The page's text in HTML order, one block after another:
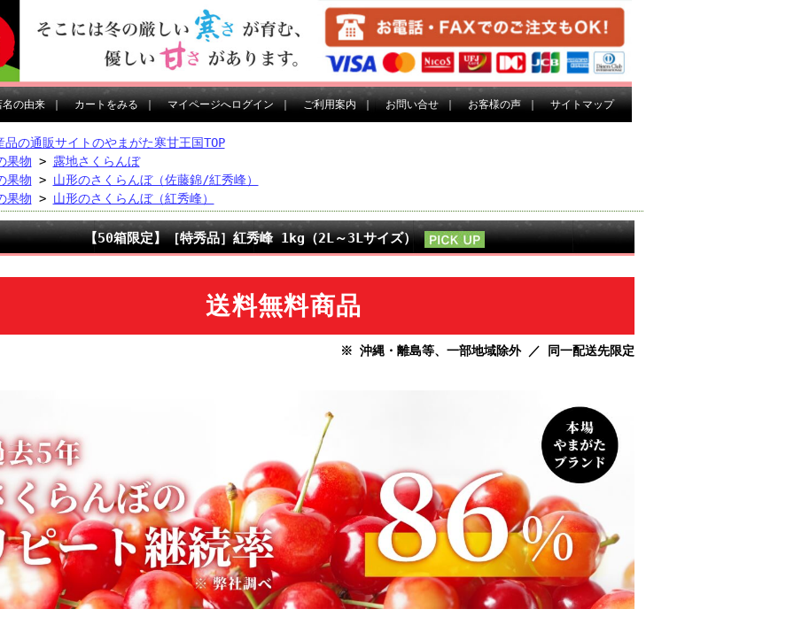
名の由来｜ カートをみる｜ マイページへログイン｜ ご利用案内｜ お問い合せ｜ お客様の声｜ サイトマップ
品の通販サイトのやまがた寒甘王国TOP
果物 > 露地さくらんぼ
果物 > 山形のさくらんぼ（佐藤錦/紅秀峰）
果物 > 山形のさくらんぼ（紅秀峰）
【50箱限定】［特秀品］紅秀峰 1kg（2L～3Lサイズ）
送料無料商品
※ 沖縄・離島等、一部地域除外 ／ 同一配送先限定